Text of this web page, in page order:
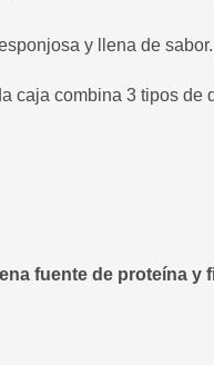
y llena de sabor.
caja combina 3 tipos de
fuente de proteína y